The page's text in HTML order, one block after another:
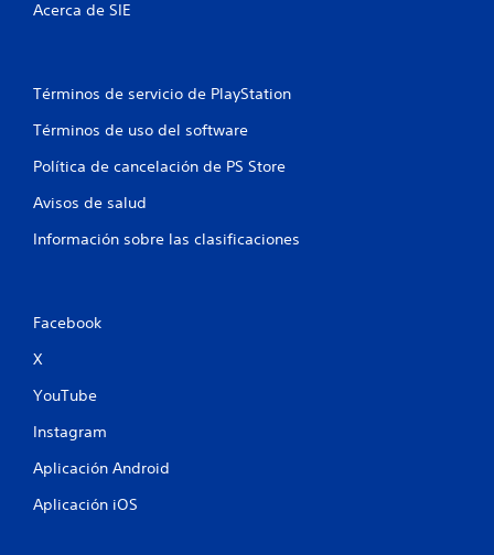
Acerca de SIE
Términos de servicio de PlayStation
Términos de uso del software
Política de cancelación de PS Store
Avisos de salud
Información sobre las clasificaciones
Facebook
X
YouTube
Instagram
Aplicación Android
Aplicación iOS